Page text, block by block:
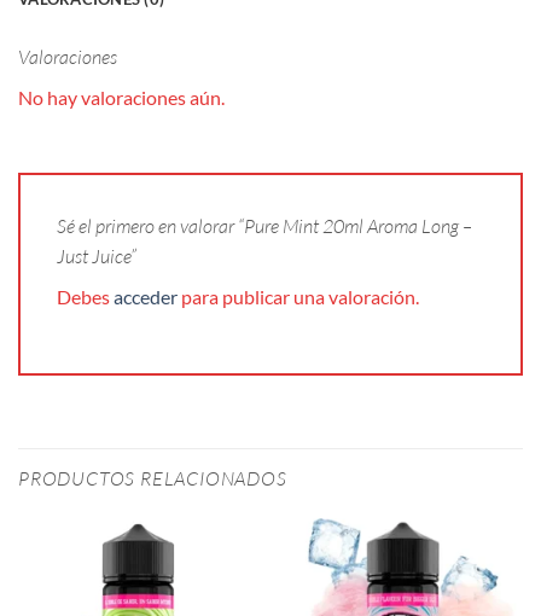
Valoraciones
No hay valoraciones aún.
Sé el primero en valorar “Pure Mint 20ml Aroma Long –
Just Juice”
Debesacceder para publicar una valoración.
PRODUCTOS RELACIONADOS